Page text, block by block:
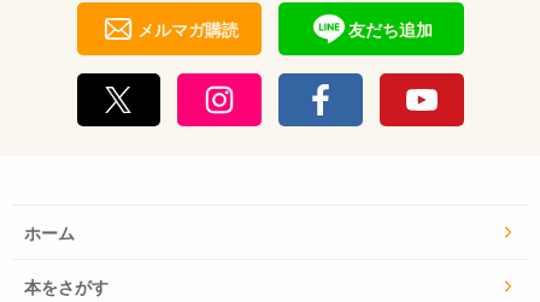
メルマガ購読 友だち追加
ホーム
本をさがす